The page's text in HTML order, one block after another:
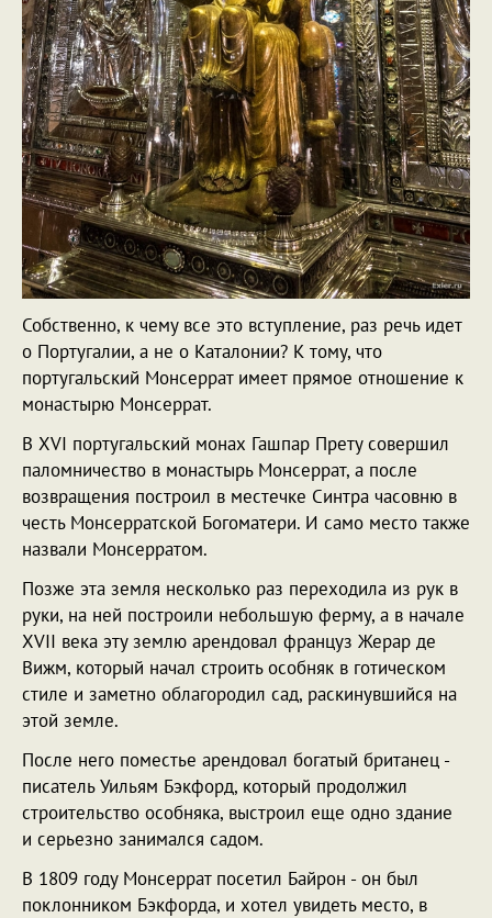
Собственно, к чему все это вступление, раз речь идет
о Португалии, а не о Каталонии? К тому, что
португальский Монсеррат имеет прямое отношение к
монастырю Монсеррат.
В XVI португальский монах Гашпар Прету совершил
паломничество в монастырь Монсеррат, а после
возвращения построил в местечке Синтра часовню в
честь Монсерратской Богоматери. И само место также
назвали Монсерратом.
Позже эта земля несколько раз переходила из рук в
руки, на ней построили небольшую ферму, а в начале
XVII века эту землю арендовал француз Жерар де
Вижм, который начал строить особняк в готическом
стиле и заметно облагородил сад, раскинувшийся на
этой земле.
После него поместье арендовал богатый британец -
писатель Уильям Бэкфорд, который продолжил
строительство особняка, выстроил еще одно здание
и серьезно занимался садом.
В 1809 году Монсеррат посетил Байрон - он был
поклонником Бэкфорда, и хотел увидеть место, в